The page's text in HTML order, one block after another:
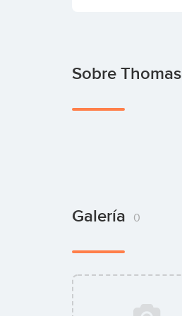
Sobre Thomas
Galería 0